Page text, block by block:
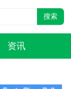
搜索
资讯